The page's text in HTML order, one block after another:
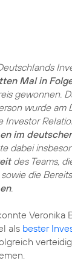
Mal in
gewonnen.
wurde am
Investor
im
dabei
des Teams,
die
.
Veronika
als bester